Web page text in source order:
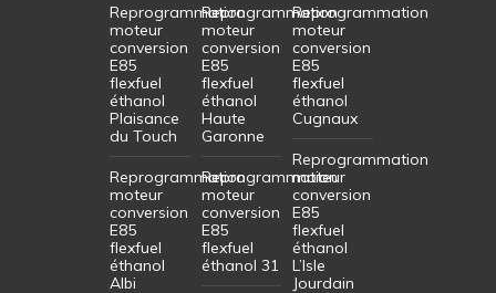
Reprogrammation
moteur
conversion
E85
flexfuel
éthanol
Plaisance
du Touch
Reprogrammation
moteur
conversion
E85
flexfuel
éthanol
Albi
Reprogrammation
moteur
conversion
E85
flexfuel
éthanol
Haute
Garonne
Reprogrammation
moteur
conversion
E85
flexfuel
éthanol 31
Reprogrammation
moteur
conversion
E85
flexfuel
éthanol
Cugnaux
Reprogrammation
moteur
conversion
E85
flexfuel
éthanol
L’Isle
Jourdain